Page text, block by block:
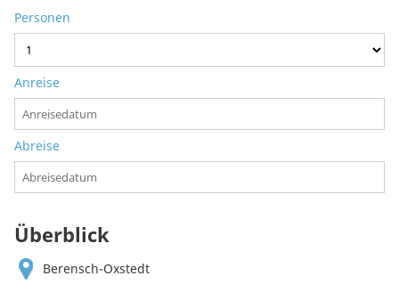
Personen
Anreise
Abreise
Überblick
Berensch-Oxstedt